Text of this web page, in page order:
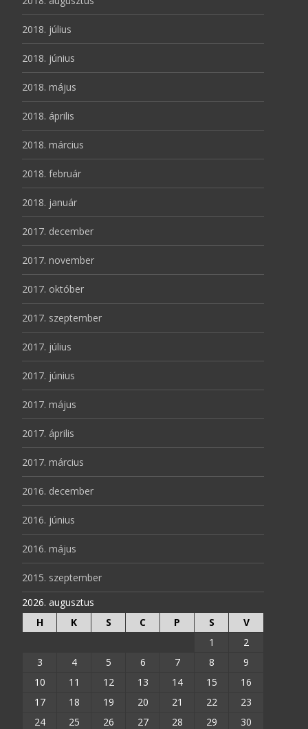
2018. július
2018. június
2018. május
2018. április
2018. március
2018. február
2018. január
2017. december
2017. november
2017. október
2017. szeptember
2017. július
2017. június
2017. május
2017. április
2017. március
2016. december
2016. június
2016. május
2015. szeptember
2026. augusztus
H
K S C P S
V
1
2
3
4 5 6 7 8
9
10
11 12 13 14 15
16
17
18 19 20 21 22
23
24
25 26 27 28 29
30